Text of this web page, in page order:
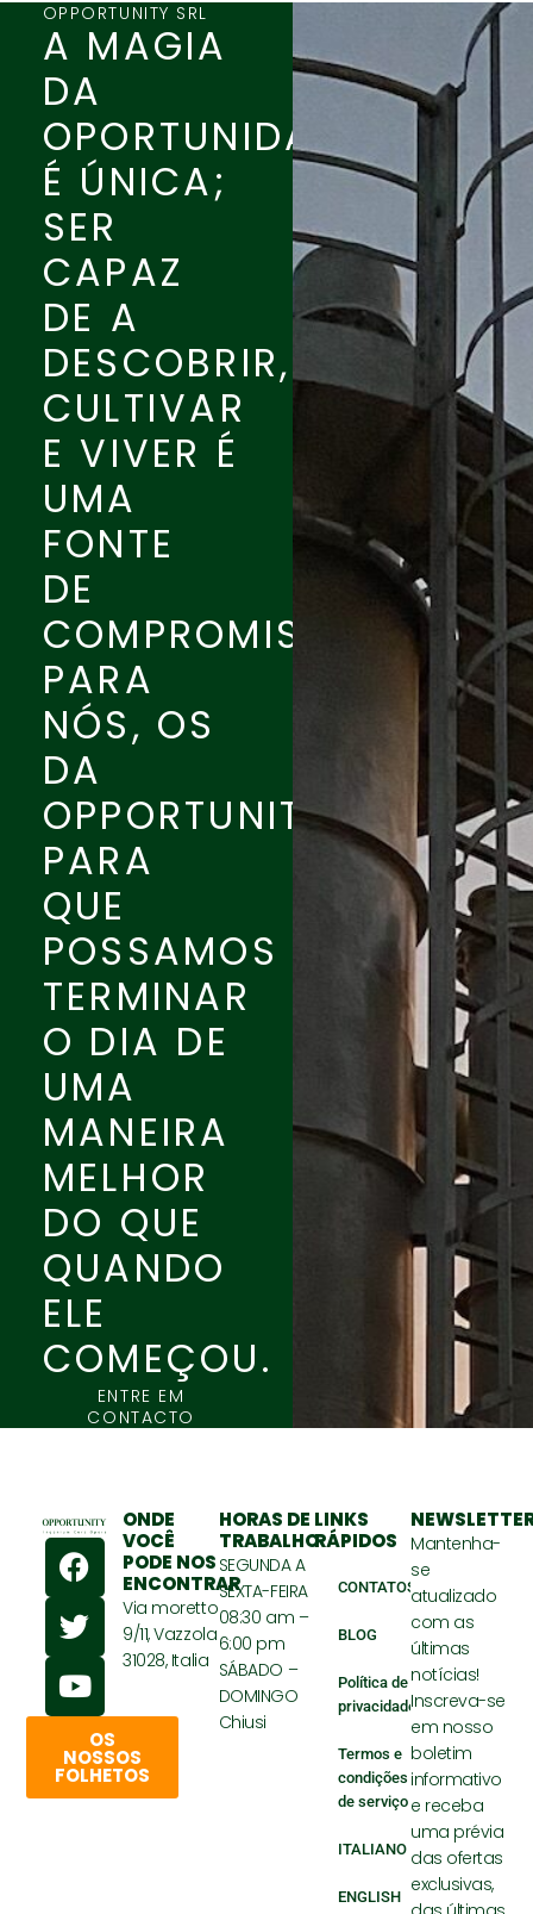
OPPORTUNITY SRL
A MAGIA
DA
OPORTUNIDADE
É ÚNICA;
SER
CAPAZ
DE A
DESCOBRIR,
CULTIVAR
E VIVER É
UMA
FONTE
DE
COMPROMISSO
PARA
NÓS, OS
DA
OPPORTUNITY.
PARA
QUE
POSSAMOS
TERMINAR
O DIA DE
UMA
MANEIRA
MELHOR
DO QUE
QUANDO
ELE
COMEÇOU.
ENTRE EM
CONTACTO
F
a
c
e
b
o
o
k
T
w
i
t
t
e
r
Y
o
u
t
u
b
eOS
NOSSOS
FOLHETOS
ONDE
VOCÊ
PODE NOS
ENCONTRAR
Via moretto
9/11, Vazzola
31028, Italia
HORAS DE
TRABALHO
SEGUNDA A
SEXTA-FEIRA
08:30 am –
6:00 pm
SÁBADO –
DOMINGO
Chiusi
LINKS
RÁPIDOS
CONTATOS
BLOG
Política de
privacidade
Termos e
condições
de serviço
ITALIANO
ENGLISH
Mantenha-
se
atualizado
com as
últimas
notícias!
Inscreva-se
em nosso
boletim
informativo
e receba
uma prévia
das ofertas
exclusivas,